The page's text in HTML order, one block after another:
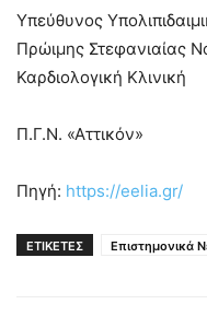
Υπεύθυνος
Πρώιμης Στεφανιαίας
Καρδιολογική Κλινική
Π.Γ.Ν. «Αττικόν»
Πηγή: https://eelia.gr/
ΕΤΙΚΕΤΕΣ Επιστημονικά